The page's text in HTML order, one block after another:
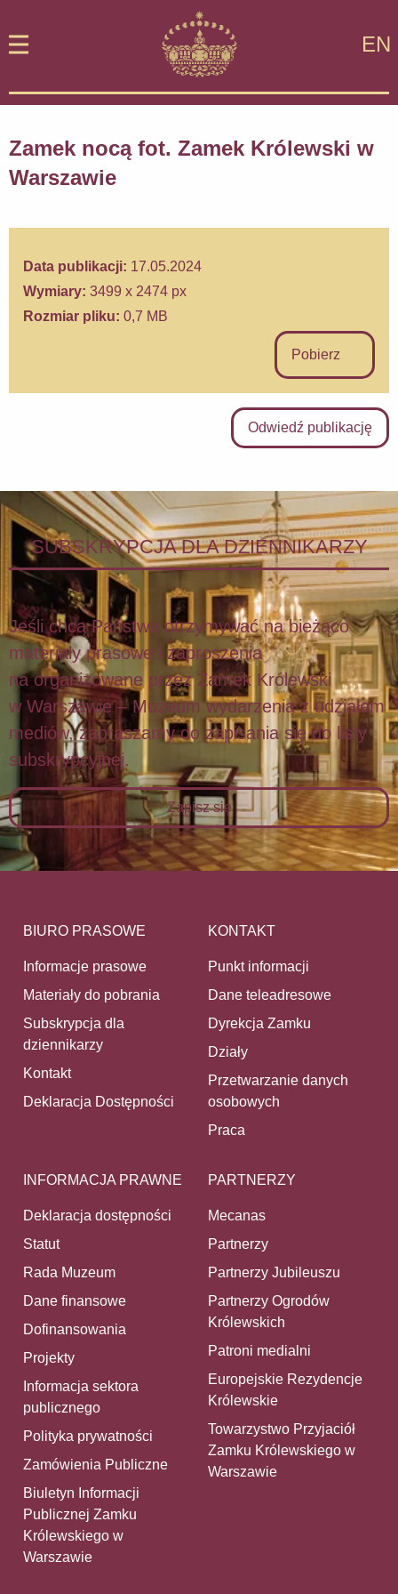
EN
Zamek nocą fot. Zamek Królewski w
Warszawie
Data publikacji: 17.05.2024
Wymiary: 3499 x 2474 px
Rozmiar pliku: 0,7 MB
Pobierz
Odwiedź publikację
SUBSKRYPCJA DLA DZIENNIKARZY
Jeśli chcą Państwo otrzymywać na bieżąco
materiały prasowe i zaproszenia
na organizowane przez Zamek Królewski
w Warszawie – Muzeum wydarzenia z udziałem
mediów, zapraszamy do zapisania się do listy
subskrypcyjnej.
Zapisz się
BIURO PRASOWE
Informacje prasowe
Materiały do pobrania
Subskrypcja dla
dziennikarzy
Kontakt
Deklaracja Dostępności
KONTAKT
Punkt informacji
Dane teleadresowe
Dyrekcja Zamku
Działy
Przetwarzanie danych
osobowych
Praca
INFORMACJA PRAWNE
Deklaracja dostępności
Statut
Rada Muzeum
Dane finansowe
Dofinansowania
Projekty
Informacja sektora
publicznego
Polityka prywatności
Zamówienia Publiczne
Biuletyn Informacji
Publicznej Zamku
Królewskiego w
Warszawie
PARTNERZY
Mecanas
Partnerzy
Partnerzy Jubileuszu
Partnerzy Ogrodów
Królewskich
Patroni medialni
Europejskie Rezydencje
Królewskie
Towarzystwo Przyjaciół
Zamku Królewskiego w
Warszawie